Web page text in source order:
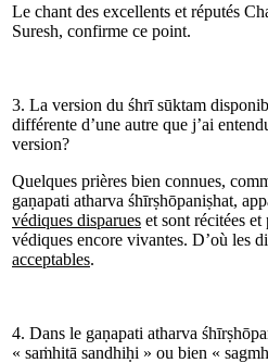
Le chant des excellents et réputés
Suresh, confirme ce point.
3. La version du śhrī sūktam
différente d’une autre que j’ai
version?
Quelques prières bien connues,
gaṇapati atharva śhīrṣhōpaniṣhat,
védiques disparues et sont récitées et
védiques encore vivantes. D’où les
acceptables.
4. Dans le gaṇapati atharva
« saṁhitā sandhiḥi » ou bien «